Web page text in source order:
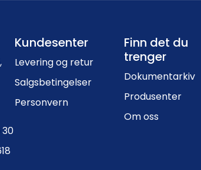
Footer navigation
30
Kundesenter
Levering og retur
Salgsbetingelser
Personvern
Finn det du
trenger
Dokumentarkiv
Produsenter
Om oss